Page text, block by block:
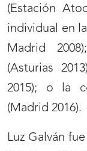
(Estación
individual en
Madrid
(Asturias
2015); o la
(Madrid 2016).
Luz Galván